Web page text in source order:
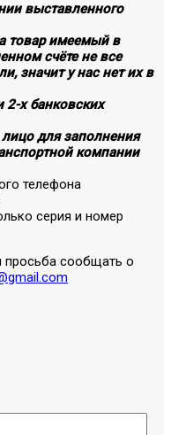
выставленного
товар имеемый в
счёте не все
значит у нас нет их в
2-х банковских
для заполнения
компании
телефона
серия и номер
просьба сообщать о